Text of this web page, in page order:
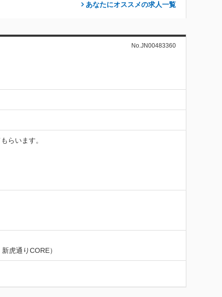
あなたにオススメの求人一覧
No.JN00483360
らいます。
虎通りCORE）